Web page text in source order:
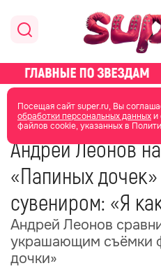
Посещая сайт super.ru, Вы
обработки персональных данныхи
файлов cookie, указанных в
главная новости о
28 июня 2025 20:56
Андрей Леонов
«Папиных
сувениром: «Я
Андрей Леонов
украшающим съёмки
дочки»